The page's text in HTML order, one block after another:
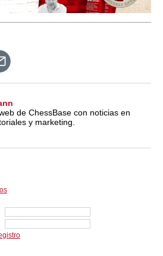
de ChessBase con noticias en
y marketing.